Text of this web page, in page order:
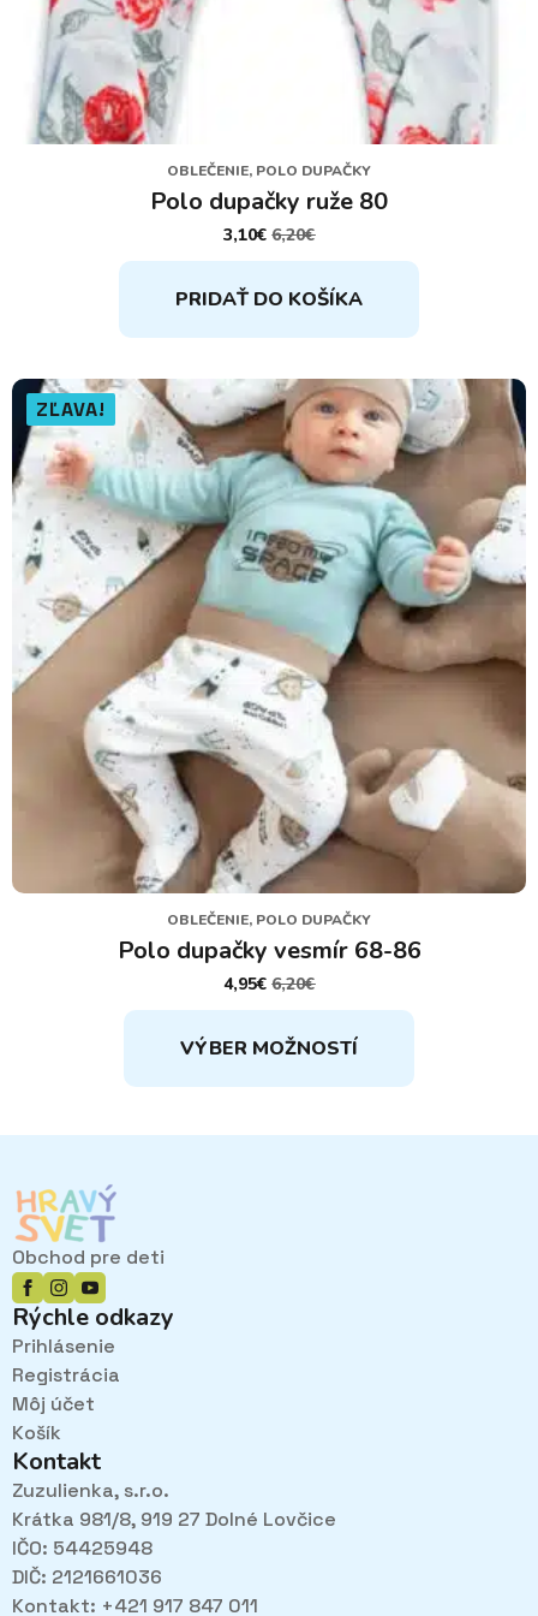
OBLEČENIE, POLO DUPAČKY
Polo dupačky ruže 80
6,20€
PÔVODNÁ
CENA
6,20€.
3,10€ AKTUÁLNA
CENA
3,10€.
PRIDAŤ DO KOŠÍKA
ZĽAVA!
OBLEČENIE, POLO DUPAČKY
Polo dupačky vesmír 68-86
6,20€
PÔVODNÁ
CENA
6,20€.
4,95€ AKTUÁLNA
CENA
4,95€.
VÝBER MOŽNOSTÍ
Tento
produkt
má
variantov.
vybrať
stránke
Obchod pre deti
Rýchle odkazy
Prihlásenie
Registrácia
Môj účet
Košík
Kontakt
Zuzulienka, s.r.o.
Krátka 981/8, 919 27 Dolné Lovčice
IČO: 54425948
DIČ: 2121661036
Kontakt: +421 917 847 011